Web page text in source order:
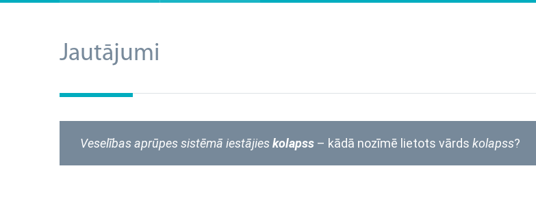
Jautājumi
Veselības aprūpes sistēmā iestājieskolapss – kādā nozīmē lietots vārds kolapss?